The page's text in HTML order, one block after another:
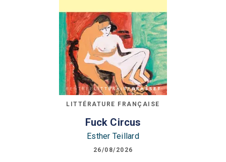
LITTÉRATURE FRANÇAISE
Fuck Circus
Esther Teillard
26/08/2026